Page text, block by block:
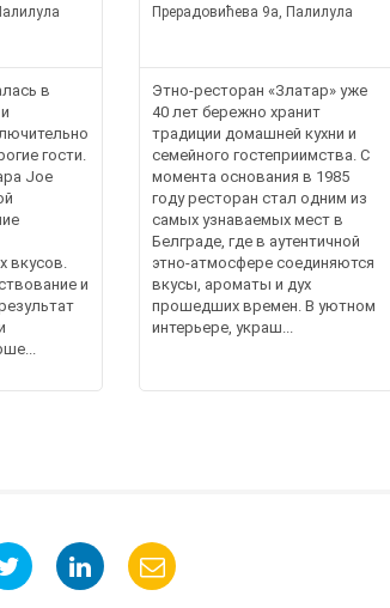
в
гости.
Joe
вкусов.
и
Прерадовићева 9а, Палилула
Этно-ресторан «Златар» уже
40 лет бережно хранит
традиции домашней кухни и
семейного гостеприимства. С
момента основания в 1985
году ресторан стал одним из
самых узнаваемых мест в
Белграде, где в аутентичной
этно-атмосфере соединяются
вкусы, ароматы и дух
прошедших времен. В уютном
интерьере, украш...